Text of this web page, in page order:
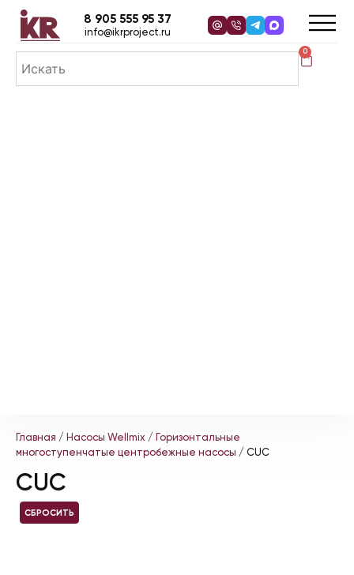
0
8 905 555 95 37
info@ikrproject.ru
Главная / Насосы Wellmix /
Горизонтальные
многоступенчатые центробежные насосы / CUC
CUC
СБРОСИТЬ